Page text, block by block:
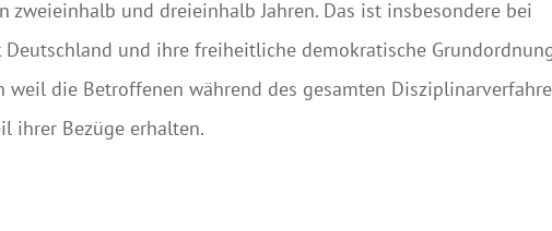
zweieinhalb und dreieinhalb Jahren. Das ist insbesondere bei
Deutschland und ihre freiheitliche demokratische
weil die Betroffenen während des gesamten
ihrer Bezüge erhalten.